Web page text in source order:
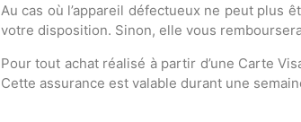
Au cas où l’appareil défectueux ne peut plus
votre disposition. Sinon, elle vous
Pour tout achat réalisé à partir d’une Carte
Cette assurance est valable durant une